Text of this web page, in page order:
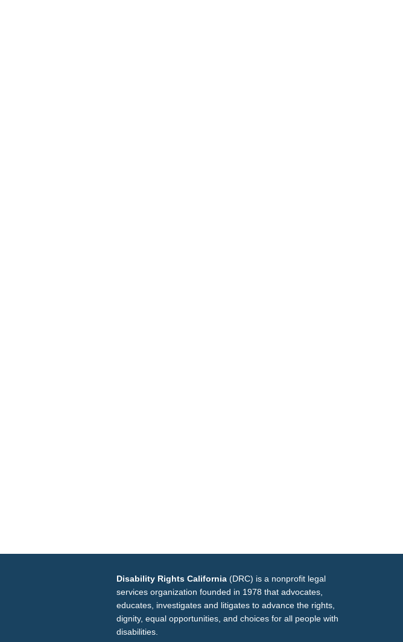
Disability Rights California (DRC) is a nonprofit legal
services organization founded in 1978 that advocates,
educates, investigates and litigates to advance the rights,
dignity, equal opportunities, and choices for all people with
disabilities.